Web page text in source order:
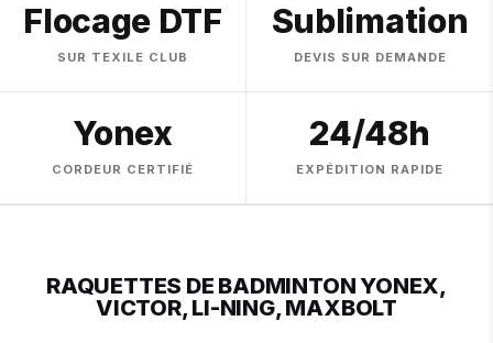
Flocage DTF
SUR TEXILE CLUB
Sublimation
DEVIS SUR DEMANDE
Yonex
CORDEUR CERTIFIÉ
24/48h
EXPÉDITION RAPIDE
RAQUETTES DE BADMINTON YONEX,
VICTOR, LI-NING, MAXBOLT